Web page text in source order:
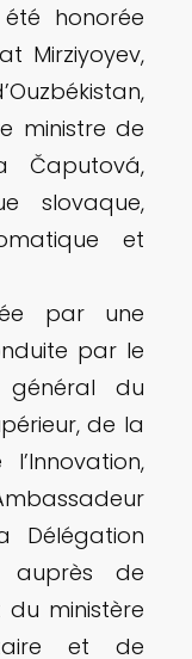
honorée
Mirziyoyev,
ministre de
Čaputová,
slovaque,
et
par une
par le
général du
de la
Délégation
auprès de
du ministère
et de